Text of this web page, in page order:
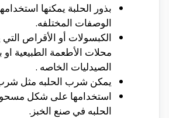
بذور الحلبة يمكنها
الوصفات المختلفه.
الكبسولات أو الأقراص التي
محلات الأطعمة الطبيعية
الصيدليات الخاصه .
يمكن شرب الحلبه مثل
استخدامها على شكل
الحلبه في صنع الخبز.